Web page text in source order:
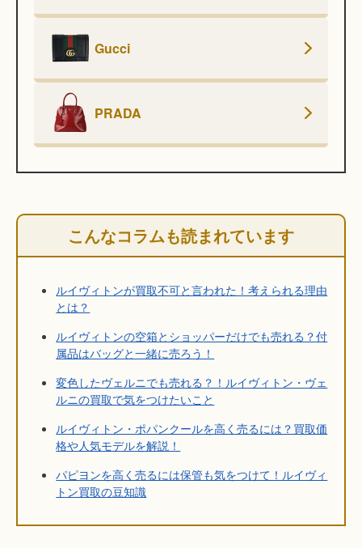
Gucci
PRADA
こんなコラムも読まれています
ルイヴィトンが買取不可と言われた！考えられる理由
とは？
ルイヴィトンの空箱とショッパーだけでも売れる？付
属品はバッグと一緒に売ろう！
変色したヴェルニでも売れる？！ルイヴィトン・ヴェ
ルニの買取で気をつけたいこと
ルイヴィトン・ポパンクールを高く売るには？買取価
格や人気モデルを解説！
パピヨンを高く売るには保管も気をつけて！ルイヴィ
トン買取の豆知識